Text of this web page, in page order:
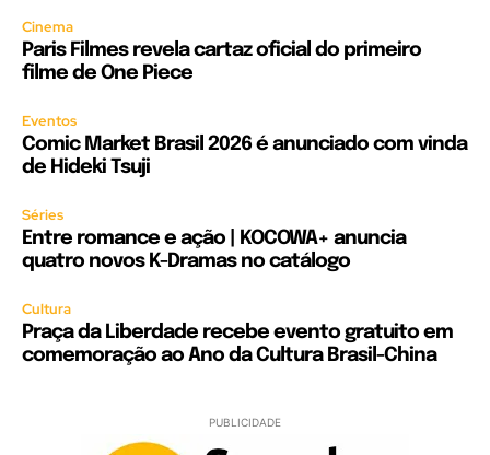
Cinema
Paris Filmes revela cartaz oficial do primeiro
filme de One Piece
Eventos
Comic Market Brasil 2026 é anunciado com vinda
de Hideki Tsuji
Séries
Entre romance e ação | KOCOWA+ anuncia
quatro novos K-Dramas no catálogo
Cultura
Praça da Liberdade recebe evento gratuito em
comemoração ao Ano da Cultura Brasil-China
PUBLICIDADE